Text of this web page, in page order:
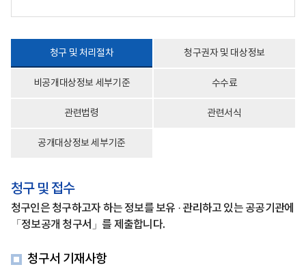
청구 및 처리절차 청구권자 및 대상정보
비공개대상정보 세부기준 수수료
관련법령 관련서식
공개대상정보 세부기준
청구 및 접수
청구인은 청구하고자 하는 정보를 보유 · 관리하고 있는 공공기관에
「정보공개 청구서」를 제출합니다.
청구서 기재사항